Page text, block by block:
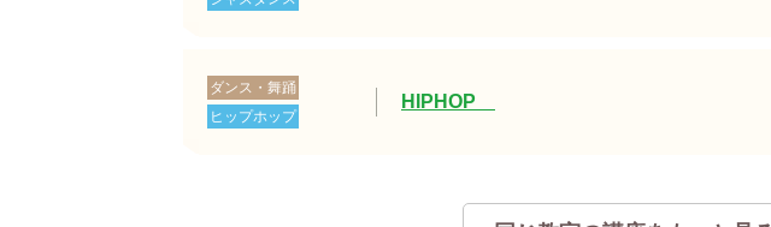
ダンス・舞踊
ヒップホップ
HIPHOP